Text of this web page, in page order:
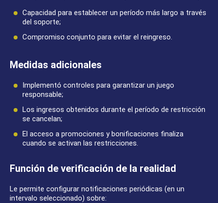
Capacidad para establecer un período más largo a través
del soporte;
Compromiso conjunto para evitar el reingreso.
Medidas adicionales
Implementó controles para garantizar un juego
responsable;
Los ingresos obtenidos durante el período de restricción
se cancelan;
El acceso a promociones y bonificaciones finaliza
cuando se activan las restricciones.
Función de verificación de la realidad
Le permite configurar notificaciones periódicas (en un
intervalo seleccionado) sobre: